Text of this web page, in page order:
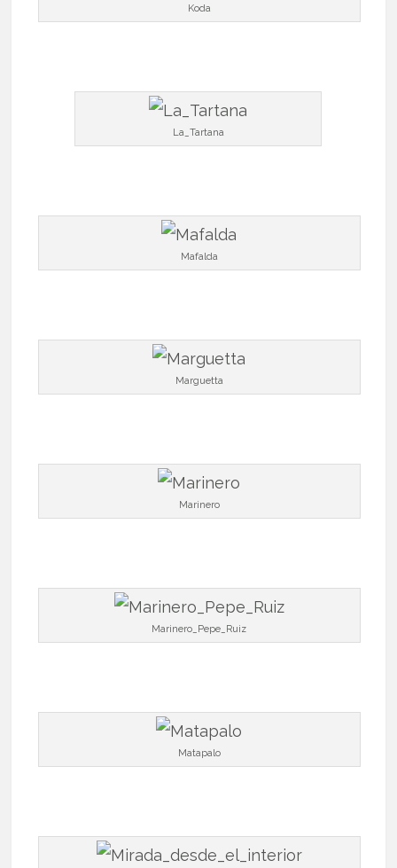
Koda
La_Tartana
Mafalda
Marguetta
Marinero
Marinero_Pepe_Ruiz
Matapalo